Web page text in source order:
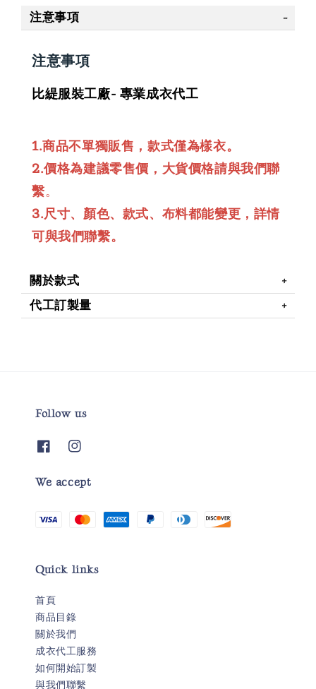
注意事項
注意事項
比緹服裝工廠- 專業成衣代工
1.商品不單獨販售，款式僅為樣衣。
2.價格為建議零售價，大貨價格請與我們聯
繫。
3.尺寸、顏色、款式、布料都能變更，詳情
可與我們聯繫。
關於款式
代工訂製量
Follow us
We accept
Quick links
首頁
商品目錄
關於我們
成衣代工服務
如何開始訂製
與我們聯繫